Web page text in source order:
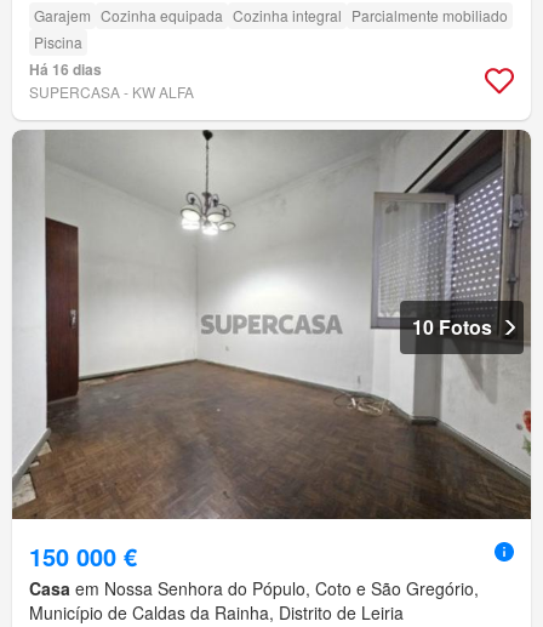
Garajem Cozinha equipada Cozinha integral Parcialmente mobiliado
Piscina
Há 16 dias
SUPERCASA - KW ALFA
10 Fotos
150 000 €
Casa em Nossa Senhora do Pópulo, Coto e São Gregório,
Município de Caldas da Rainha, Distrito de Leiria